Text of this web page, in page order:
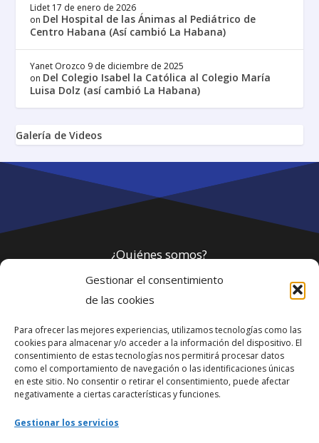
Gestionar el consentimiento
de las cookies
Para ofrecer las mejores experiencias, utilizamos tecnologías como las
cookies para almacenar y/o acceder a la información del dispositivo. El
consentimiento de estas tecnologías nos permitirá procesar datos
como el comportamiento de navegación o las identificaciones únicas
en este sitio. No consentir o retirar el consentimiento, puede afectar
negativamente a ciertas características y funciones.
Gestionar los servicios
Lidet 17 de enero de 2026
on Del Hospital de las Ánimas al Pediátrico de
Centro Habana (Así cambió La Habana)
Yanet Orozco 9 de diciembre de 2025
on Del Colegio Isabel la Católica al Colegio María
Luisa Dolz (así cambió La Habana)
Galería de Videos
¿Quiénes somos?
Política de privacidad
Webmaster
soporte@fotosdlahabana.com
Nuestro e-mail: